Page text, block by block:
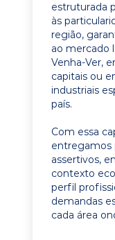
estruturada
às
região,
ao mercado
Venha-Ver,
capitais ou
industriais
país.
Com essa
entregamos
assertivos,
contexto
perfil
demandas
cada área